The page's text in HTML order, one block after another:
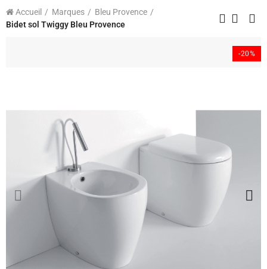
Accueil Marques
Bleu Provence
Bidet sol Twiggy Bleu Provence
-20%